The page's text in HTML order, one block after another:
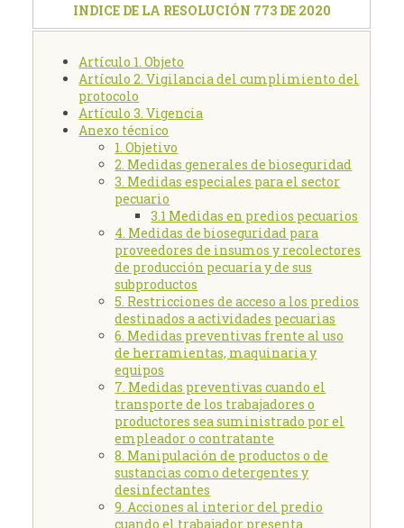
INDICE DE LA RESOLUCIÓN 773 DE 2020
Artículo 1. Objeto
Artículo 2. Vigilancia del cumplimiento del
protocolo
Artículo 3. Vigencia
Anexo técnico
1. Objetivo
2. Medidas generales de bioseguridad
3. Medidas especiales para el sector
pecuario
3.1 Medidas en predios pecuarios
4. Medidas de bioseguridad para
proveedores de insumos y recolectores
de producción pecuaria y de sus
subproductos
5. Restricciones de acceso a los predios
destinados a actividades pecuarias
6. Medidas preventivas frente al uso
de herramientas, maquinaria y
equipos
7. Medidas preventivas cuando el
transporte de los trabajadores o
productores sea suministrado por el
empleador o contratante
8. Manipulación de productos o de
sustancias como detergentes y
desinfectantes
9. Acciones al interior del predio
cuando el trabajador presenta